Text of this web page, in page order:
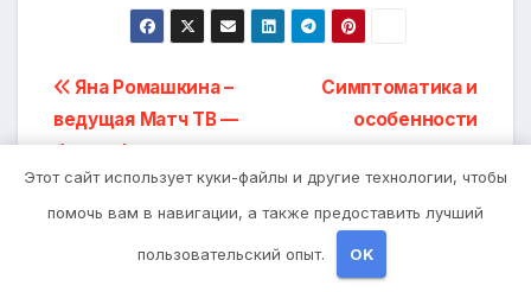
Навигация
по
записям
Симптоматика и
особенности
локализации липомы
на голове
Яна Ромашкина –
ведущая Матч ТВ —
биография и успехи
Этот сайт использует куки-файлы и другие технологии, чтобы
помочь вам в навигации, а также предоставить лучший
пользовательский опыт. OK